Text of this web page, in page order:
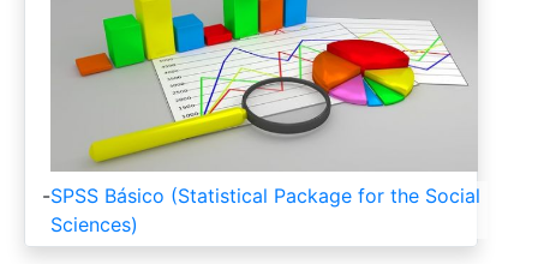
-SPSS Básico (Statistical Package for the Social
Sciences)